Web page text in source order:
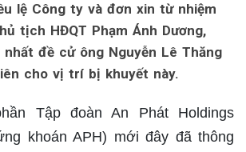
lệ Công ty và đơn xin từ nhiệm
tịch HĐQT Phạm Ánh Dương,
nhất đề cử ông Nguyễn Lê Thăng
cho vị trí bị khuyết này.
Tập đoàn An Phát Holdings
khoán APH) mới đây đã thông